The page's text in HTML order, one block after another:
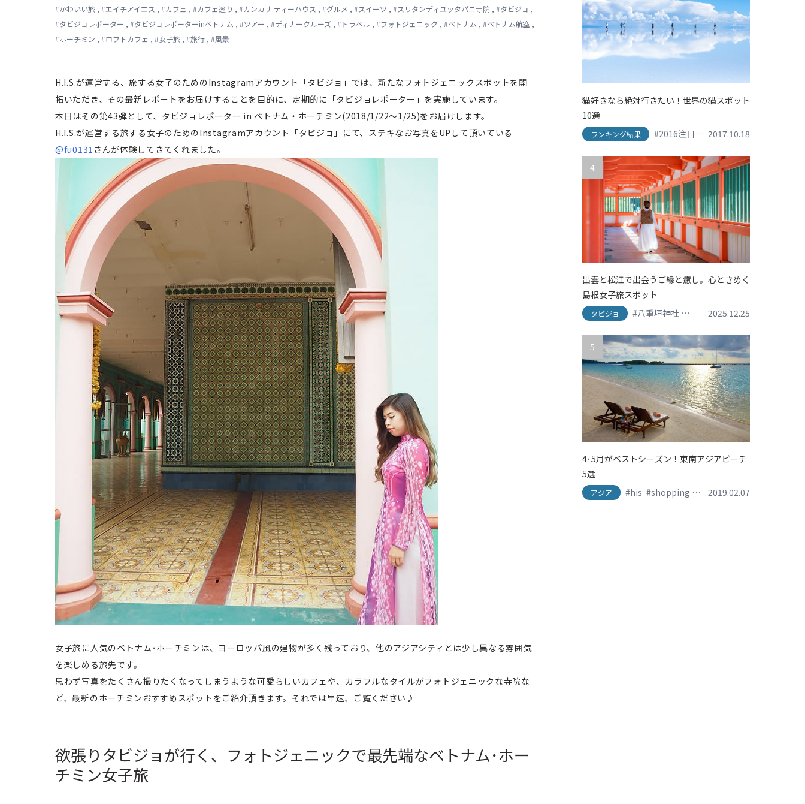
#かわいい旅 , #エイチアイエス , #カフェ , #カフェ巡り , #カンカサ ティーハウス , #グルメ , #スイーツ , #スリタンディユッタパニ寺院 , #タビジョ ,
#タビジョレポーター , #タビジョレポーターinベトナム , #ツアー , #ディナークルーズ , #トラベル , #フォトジェニック , #ベトナム , #ベトナム航空 ,
#ホーチミン , #ロフトカフェ , #女子旅 , #旅行 , #風景
H.I.S.が運営する、旅する女子のためのInstagramアカウント「タビジョ」では、新たなフォトジェニックスポットを開
拓いただき、その最新レポートをお届けすることを目的に、定期的に「タビジョレポーター」を実施しています。
本日はその第43弾として、タビジョレポーター in ベトナム・ホーチミン(2018/1/22～1/25)をお届けします。
H.I.S.が運営する旅する女子のためのInstagramアカウント「タビジョ」にて、ステキなお写真をUPして頂いている
@fu0131 さんが体験してきてくれました。
女子旅に人気のベトナム･ホーチミンは、ヨーロッパ風の建物が多く残っており、他のアジアシティとは少し異なる雰囲気
を楽しめる旅先です。
思わず写真をたくさん撮りたくなってしまうような可愛らしいカフェや、カラフルなタイルがフォトジェニックな寺院な
ど、最新のホーチミンおすすめスポットをご紹介頂きます。それでは早速、ご覧ください♪
欲張りタビジョが行く、フォトジェニックで最先端なベトナム･ホー
チミン女子旅
猫好きなら絶対行きたい！世界の猫スポット
10選
ランキング結果 #2016注目 #his #shopping
2017.10.18
4
出雲と松江で出会うご縁と癒し。心ときめく
島根女子旅スポット
タビジョ #八重垣神社 #出雲 #出雲大社
2025.12.25
5
4･5月がベストシーズン！東南アジアビーチ
5選
アジア #his #shopping #travel #おしゃれ旅
2019.02.07